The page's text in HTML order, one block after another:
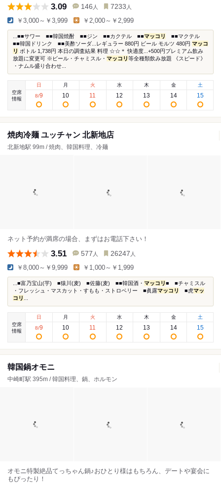
3.09 146 人 7233 人
￥3,000～￥3,999 ￥2,000～￥2,999
...■■サワー ■■韓国焼酎 ■■ジン ■■カクテル ■■マッコリ
■■マクテル
■■韓国ドリンク ■■美酢ソーダ...レギュラー 880円 ビール モルツ 480円 マッコ
リ ボトル 1,738円 本日の調査結果 料理 ☆☆＊ 快適度...+500円プレミアム飲み
放題に変更可 ※ビール・チャミスル・ マッコリ等全種類飲み放題 《スピード》
・ナムル盛り合わせ...
空席
情報
日
8/9
月
10
火
11
水
12
木
13
金
14
土
15
焼肉冷麺 ユッチャン 北新地店
北新地駅 99m / 焼肉、韓国料理、冷麺
ネット予約が満席の場合、まずはお電話下さい！
3.51 577 人 26247 人
￥8,000～￥9,999 ￥1,000～￥1,999
...■富乃宝山(芋) ■猿川(麦) ■佐藤(麦) ■■韓国酒・ マッコリ■ ■チャミスル
・フレッシュ・マスカット・すもも・ストロベリー ■眞露マッコリ ■虎マッ
コリ
空席
情報
日
8/9
月
10
火
11
水
12
木
13
金
14
土
15
韓国鍋オモニ
中崎町駅 395m / 韓国料理、鍋、ホルモン
オモニ特製絶品てっちゃん鍋♪おひとり様はもちろん、デートや宴会に
もぴったり！